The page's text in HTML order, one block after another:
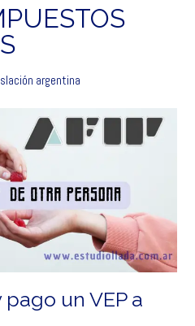
argentina
un VEP a